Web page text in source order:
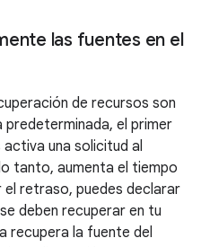
las fuentes en el
de recursos son
el primer
una solicitud al
tanto, aumenta el tiempo
el retraso, puedes declarar
deben recuperar en tu
recupera la fuente del